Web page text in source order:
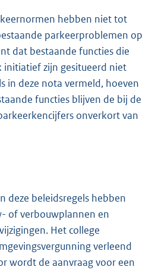
hebben niet tot
parkeerproblemen op
dat bestaande functies die
zijn gesitueerd niet
in deze nota vermeld, hoeven
functies blijven de bij de
onverkort van
deze beleidsregels hebben
of verbouwplannen en
Het college
verleend
wordt de aanvraag voor een